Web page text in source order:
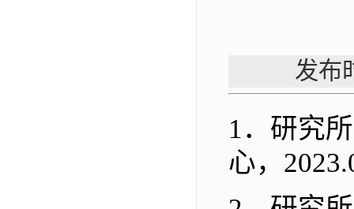
发
1． 研究
心，